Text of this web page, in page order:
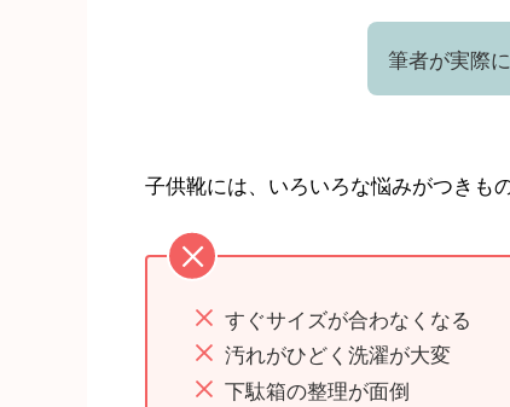
筆者が実際
子供靴には、いろいろな悩みがつきも
すぐサイズが合わなくなる
汚れがひどく洗濯が大変
下駄箱の整理が面倒